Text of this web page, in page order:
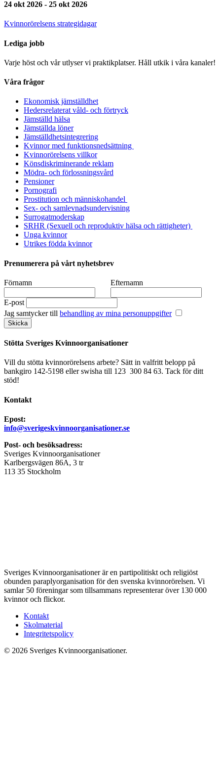
24 okt 2026 - 25 okt 2026
Kvinnorörelsens strategidagar
Lediga jobb
Varje höst och vår utlyser vi praktikplatser. Håll utkik i våra kanaler!
Våra frågor
Ekonomisk jämställdhet
Hedersrelaterat våld- och förtryck
Jämställd hälsa
Jämställda löner
Jämställdhetsintegrering
Kvinnor med funktionsnedsättning
Kvinnorörelsens villkor
Könsdiskriminerande reklam
Mödra- och förlossningsvård
Pensioner
Pornografi
Prostitution och människohandel
Sex- och samlevnadsundervisning
Surrogatmoderskap
SRHR (Sexuell och reproduktiv hälsa och rättigheter)
Unga kvinnor
Utrikes födda kvinnor
Prenumerera på vårt nyhetsbrev
Förnamn Efternamn
E-post
Jag samtycker till behandling av mina personuppgifter
Stötta Sveriges Kvinnoorganisationer
Vill du stötta kvinnorörelsens arbete? Sätt in valfritt belopp på
bankgiro 142-5198 eller swisha till 123 300 84 63. Tack för ditt
stöd!
Kontakt
Epost:
info@sverigeskvinnoorganisationer.se
Post- och besöksadress:
Sveriges Kvinnoorganisationer
Karlbergsvägen 86A, 3 tr
113 35 Stockholm
Sveriges Kvinnoorganisationer är en partipolitiskt och religiöst
obunden paraplyorganisation för den svenska kvinnorörelsen. Vi
samlar 50 föreningar som tillsammans representerar över 130 000
kvinnor och flickor.
Kontakt
Skolmaterial
Integritetspolicy
© 2026 Sveriges Kvinnoorganisationer.